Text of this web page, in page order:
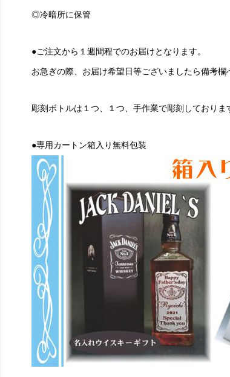
◎冷暗所に保管
●ご注文から１週間程でのお届けとなります。
お急ぎの際、お届け希望日等ございましたら備考欄
彫刻ボトルは１つ、１つ、手作業で彫刻しておりま
●専用カートン箱入り無料包装